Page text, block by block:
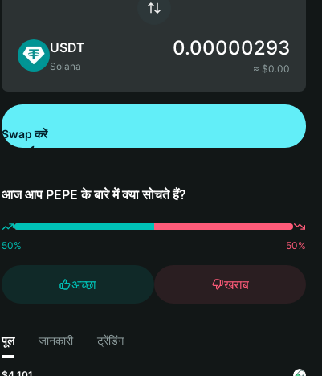
USDT
Solana
0.00000293
≈ $0.00
Swap करें
आज आप PEPE के बारे में क्या सोचते हैं?
50% 50%
अच्छा खराब
पूल जानकारी ट्रेंडिंग